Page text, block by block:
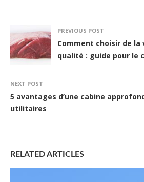
PREVIOUS POST
Comment choisir de la
qualité : guide pour le
NEXT POST
5 avantages d’une cabine
utilitaires
RELATED ARTICLES